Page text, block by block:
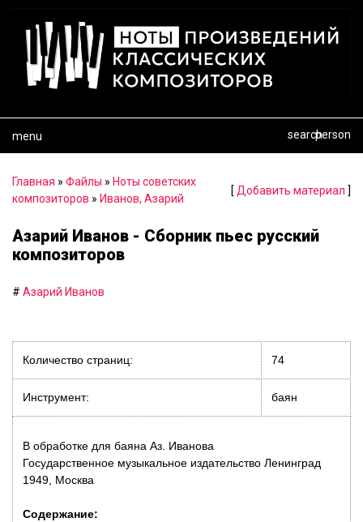
menu person
search
Главная » Файлы » Ноты советских
композиторов » Иванов, Азарий
[ Добавить материал ]
Азарий Иванов - Сборник пьес русский
композиторов
# Азарий Иванов
Количество страниц: 74
Инструмент: баян
В обработке для баяна Аз. Иванова
Государственное музыкальное издательство Ленинград
1949, Москва
Содержание: